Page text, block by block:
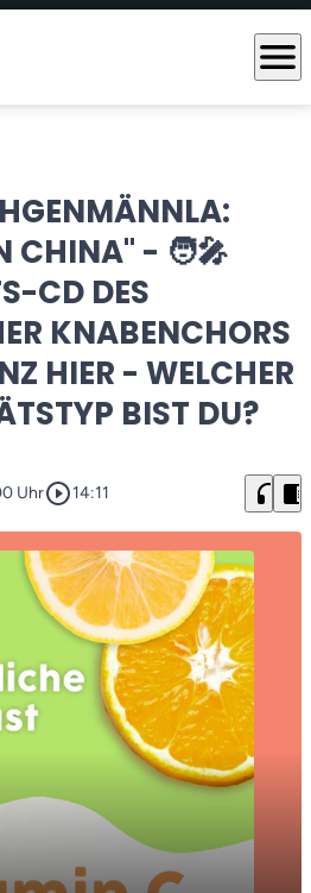
menu
CHINA" - 🧑‍🎤
CD DES
KNABENCHORS
HIER - WELCHER
BIST DU?
Uhrplay_circle_outline14:11 headphones chrome_reader_mode